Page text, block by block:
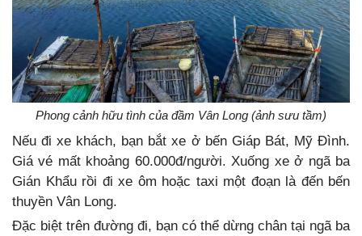
Phong cảnh hữu tình của đầm Vân Long (ảnh sưu tầm)
Nếu đi xe khách, bạn bắt xe ở bến Giáp Bát, Mỹ Đình.
Giá vé mất khoảng 60.000đ/người. Xuống xe ở ngã ba
Gián Khẩu rồi đi xe ôm hoặc taxi một đoạn là đến bến
thuyền Vân Long.
Đặc biệt trên đường đi, bạn có thể dừng chân tại ngã ba